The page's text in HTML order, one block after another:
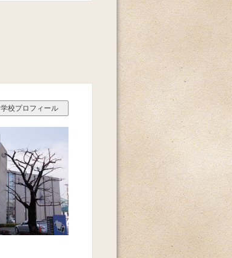
学校プロフィール